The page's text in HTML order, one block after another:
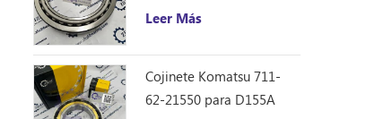
camión volquete HM250
Leer Más
Cojinete Komatsu 711-
62-21550 para D155A